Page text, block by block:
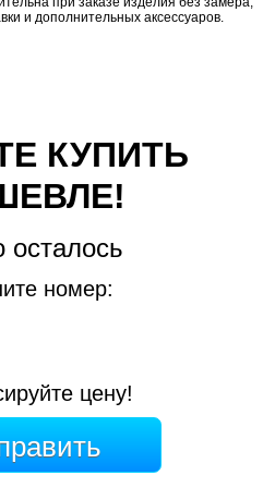
и дополнительных аксессуаров.
КУПИТЬ
осталось
номер:
цену!